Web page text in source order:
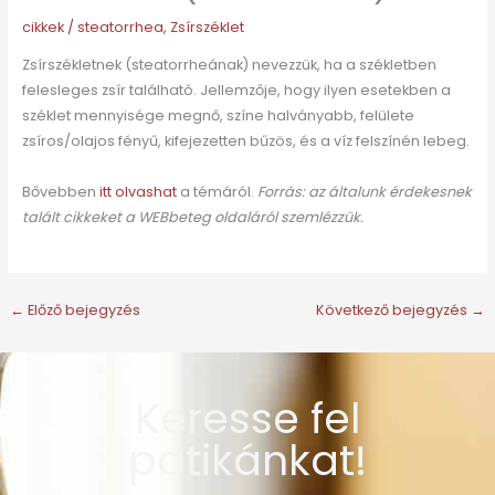
cikkek/ steatorrhea, Zsírszéklet
Zsírszékletnek (steatorrheának) nevezzük, ha a székletben
felesleges zsír található. Jellemzője, hogy ilyen esetekben a
széklet mennyisége megnő, színe halványabb, felülete
zsíros/olajos fényű, kifejezetten bűzös, és a víz felszínén lebeg.
Bővebben itt olvashat a témáról. Forrás: az általunk érdekesnek
talált cikkeket a WEBbeteg oldaláról szemlézzük.
← Előző bejegyzés Következő bejegyzés →
Keresse fel
patikánkat!